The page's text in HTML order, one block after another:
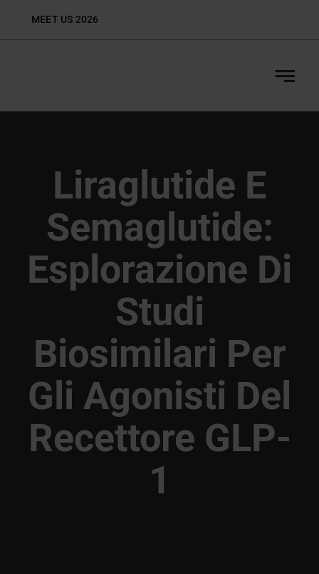
MEET US 2026
Liraglutide E
Semaglutide:
Esplorazione Di
Studi
Biosimilari Per
Gli Agonisti Del
Recettore GLP-
1